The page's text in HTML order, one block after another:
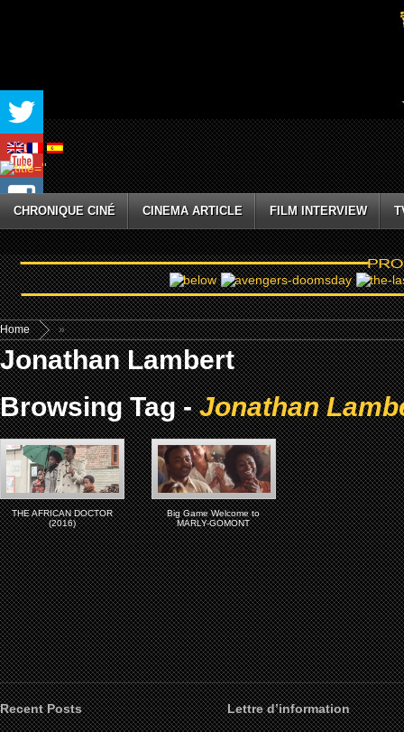
CHRONIQUE CINÉ CINEMA ARTICLE FILM INTERVIEW
Home »
Jonathan Lambert
Browsing Tag -Jonathan
THE AFRICAN DOCTOR
(2016)
Big Game Welcome to
MARLY-GOMONT
Recent Posts Lettre d’information